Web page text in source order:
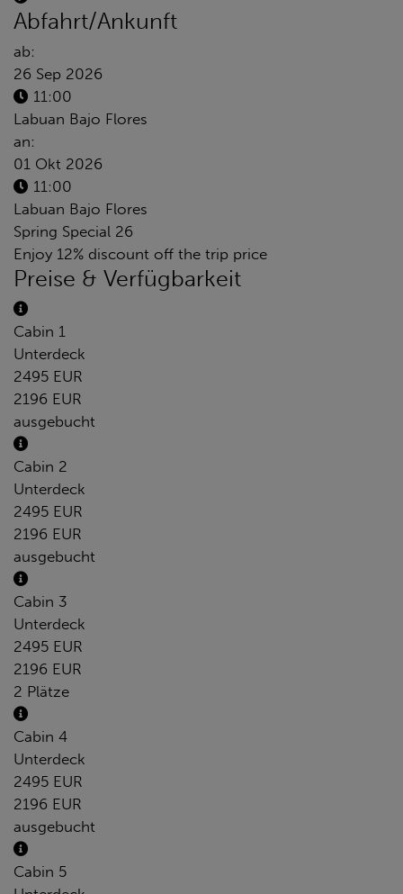
Abfahrt/Ankunft
ab:
26 Sep 2026
11:00
Labuan Bajo Flores
an:
01 Okt 2026
11:00
Labuan Bajo Flores
Spring Special 26
Enjoy 12% discount off the trip price
Preise & Verfügbarkeit
Cabin 1
Unterdeck
2495 EUR
2196 EUR
ausgebucht
Cabin 2
Unterdeck
2495 EUR
2196 EUR
ausgebucht
Cabin 3
Unterdeck
2495 EUR
2196 EUR
2 Plätze
Cabin 4
Unterdeck
2495 EUR
2196 EUR
ausgebucht
Cabin 5